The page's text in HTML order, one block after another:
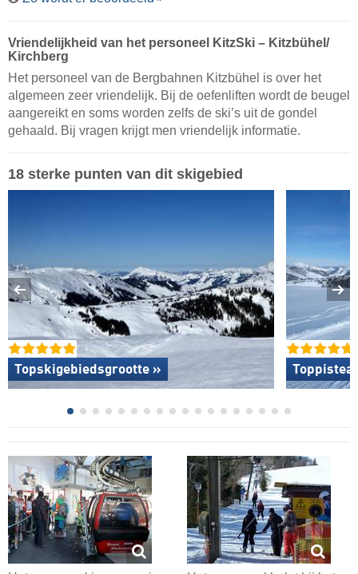
Vriendelijkheid van het personeel KitzSki – Kitzbühel/​
Kirchberg
Het personeel van de Bergbahnen Kitzbühel is over het
algemeen zeer vriendelijk. Bij de oefenliften wordt de beugel
aangereikt en soms worden zelfs de ski’s uit de gondel
gehaald. Bij vragen krijgt men vriendelijk informatie.
18 sterke punten van dit skigebied
Topskigebiedsgrootte »